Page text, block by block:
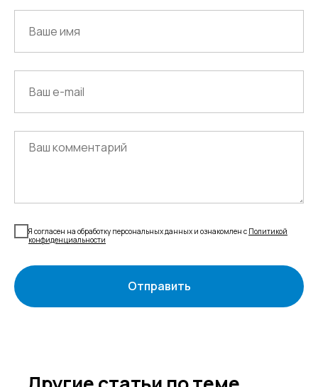
Я согласен на обработку персональных данных и ознакомлен с Политикой
конфиденциальности
Отправить
ОГРН 1104823017419
+7 472 272 7554
г. Воронеж, ул. Кирова, д. 4
Все представительства
Политика
Антикоррупционная
деятельность
sales@cscentr.com
Электронная почта
cs-sp-csc@cscentr.com